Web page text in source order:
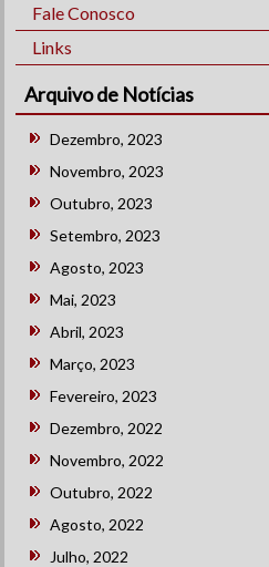
Fale Conosco
Links
Arquivo de Notícias
Dezembro, 2023
Novembro, 2023
Outubro, 2023
Setembro, 2023
Agosto, 2023
Mai, 2023
Abril, 2023
Março, 2023
Fevereiro, 2023
Dezembro, 2022
Novembro, 2022
Outubro, 2022
Agosto, 2022
Julho, 2022